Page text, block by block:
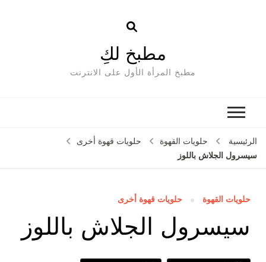
مطبخ لكِ
مطبخ المرأة الأول على الانترنت
الرئيسية حلويات القهوة
حلويات قهوة أخرى
سيسرول الجلاش باللوز
حلويات القهوة حلويات قهوة أخرى
سيسرول الجلاش باللوز